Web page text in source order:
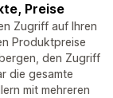
Preise
Zugriff auf Ihren
Produktpreise
den Zugriff
die gesamte
mit mehreren